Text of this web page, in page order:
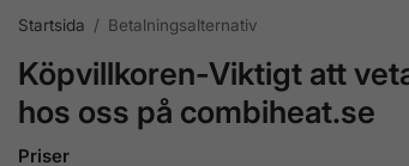
Startsida / Betalningsalternativ
Köpvillkoren-Viktigt att
hos oss på combiheat.se
Priser